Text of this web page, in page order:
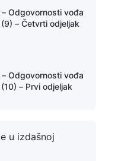
– Odgovornosti vođa
– Četvrti odjeljak
– Odgovornosti vođa
– Prvi odjeljak
Odgovornosti vođa
u izdašnoj